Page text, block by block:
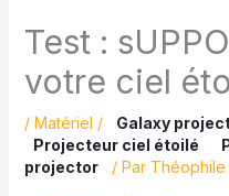
Test :
votre ciel
/ Matériel / Galaxy
Projecteur ciel étoilé
projector
/ Par Théophile